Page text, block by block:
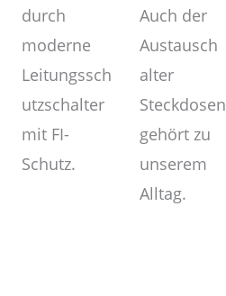
durch
moderne
Leitungssch
utzschalter
mit FI-
Schutz.
Auch der
Austausch
alter
Steckdosen
gehört zu
unserem
Alltag.